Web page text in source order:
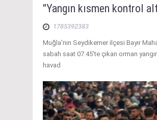
"Yangın kısmen kontrol
1785392383
Muğla'nın Seydikemer ilçesi Bayır
sabah saat 07.45'te çıkan orman
havad